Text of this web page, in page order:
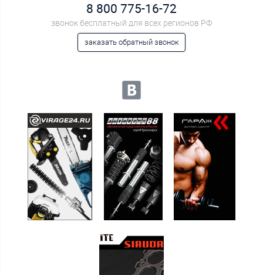
8 800 775-16-72
звонок бесплатный для всех регионов РФ
заказать обратный звонок